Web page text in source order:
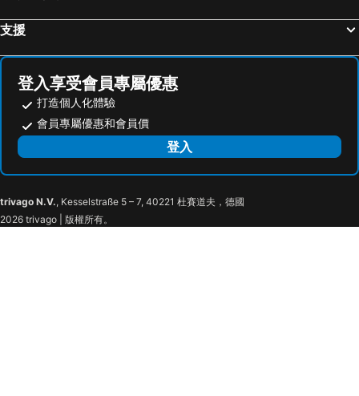
Honest & Warm Hotel
Hotel Gracery Taipei
馥都商務飯店
Walker Hotel - Sanchong
承億文旅淡水吹風
台北福華大飯店
漁人碼頭休閒旅館
Banciaoking Hotel
支援
登入享受會員專屬優惠
打造個人化體驗
會員專屬優惠和會員價
登入
trivago N.V., Kesselstraße 5 – 7, 40221 杜賽道夫，德國
2026 trivago | 版權所有。